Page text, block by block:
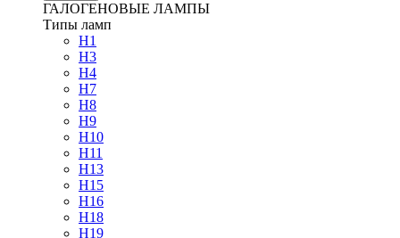
ГАЛОГЕНОВЫЕ ЛАМПЫ
Типы ламп
H1
H3
H4
H7
H8
H9
H10
H11
H13
H15
H16
H18
H19